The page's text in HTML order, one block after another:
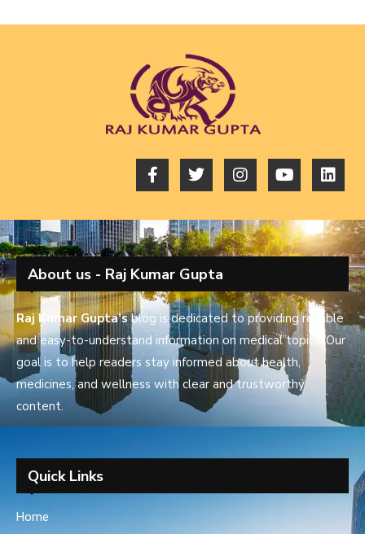
About us - Raj Kumar Gupta
Raj Kumar Gupta’sblog is dedicated to providing reliable
and easy-to-understand information on medical topics. Our
goal is to help readers stay informed about health,
medicines, and wellness with clear and trustworthy
content.
Quick Links
Home